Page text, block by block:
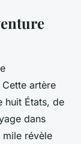
artère
huit États, de
dans
révèle